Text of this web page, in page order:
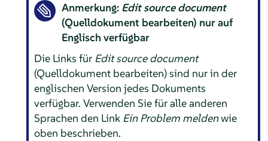
Anmerkung: Edit source document
(Quelldokument bearbeiten) nur auf
Englisch verfügbar
Die Links für Edit source document
(Quelldokument bearbeiten) sind nur in der
englischen Version jedes Dokuments
verfügbar. Verwenden Sie für alle anderen
Sprachen den Link Ein Problem meldenwie
oben beschrieben.